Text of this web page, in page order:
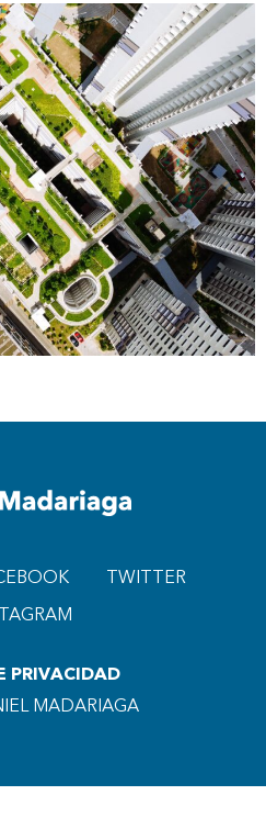
TWITTER
PRIVACIDAD
MADARIAGA